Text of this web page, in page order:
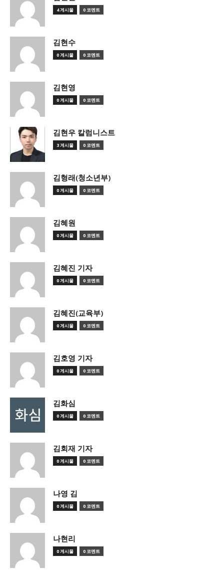
4 게시물 0 코멘트
김현수
0 게시물 0 코멘트
김현영
0 게시물 0 코멘트
김현우 칼럼니스트
3 게시물 0 코멘트
김형래(청소년부)
0 게시물 0 코멘트
김혜원
0 게시물 0 코멘트
김혜진 기자
0 게시물 0 코멘트
김혜진(교육부)
0 게시물 0 코멘트
김호영 기자
0 게시물 0 코멘트
김화심
0 게시물 0 코멘트
김회재 기자
0 게시물 0 코멘트
나영 김
0 게시물 0 코멘트
나현리
0 게시물 0 코멘트